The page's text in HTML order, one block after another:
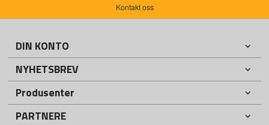
Kontakt oss
DIN KONTO
NYHETSBREV
Produsenter
PARTNERE